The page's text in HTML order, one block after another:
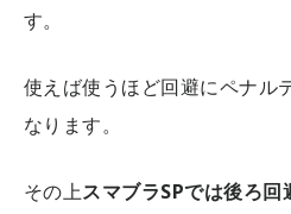
す。
使えば使うほど回避にペナル
なります。
その上スマブラSPでは後ろ回